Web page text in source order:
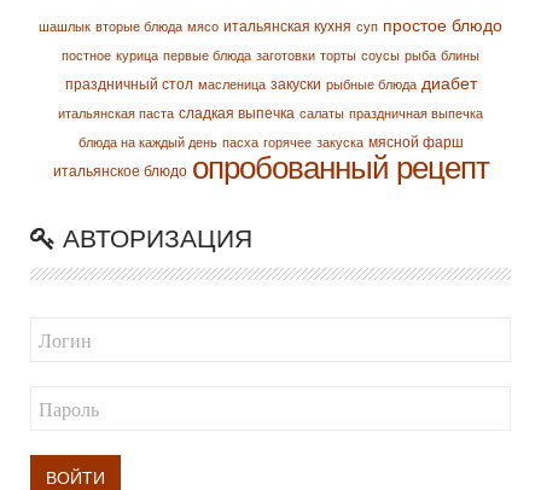
шашлык вторые блюда мясо итальянская кухня суп простое блюдо
постное курица первые блюда заготовки торты соусы рыба блины
праздничный стол масленица закуски рыбные блюда диабет
итальянская паста сладкая выпечка салаты праздничная выпечка
блюда на каждый день пасха горячее закуска мясной фарш
итальянское блюдо опробованный рецепт
АВТОРИЗАЦИЯ
ВОЙТИ